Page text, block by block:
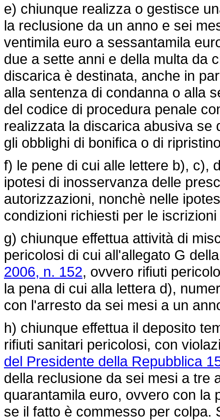
e) chiunque realizza o gestisce
la reclusione da un anno e sei
ventimila euro a sessantamila
due a sette anni e della multa da
discarica è destinata, anche in
alla sentenza di condanna o alla
del codice di procedura penale
realizzata la discarica abusiva se
gli obblighi di bonifica o di
f) le pene di cui alle lettere b), c),
ipotesi di inosservanza delle
autorizzazioni, nonchè nelle
condizioni richiesti per le
g) chiunque effettua attività di
pericolosi di cui all'allegato G
2006, n. 152, ovvero rifiuti
la pena di cui alla lettera d),
con l'arresto da sei mesi a un
h) chiunque effettua il deposito
rifiuti sanitari pericolosi, con
del Presidente della Repubblica
della reclusione da sei mesi a tre
quarantamila euro, ovvero con la
se il fatto è commesso per colpa.